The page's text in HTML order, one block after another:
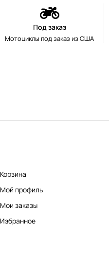
Под заказ
Мотоциклы под заказ из США
Корзина
Мой профиль
Мои заказы
Избранное